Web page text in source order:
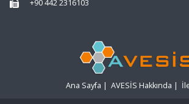
+90 442 2316103
Ana Sayfa | AVESİS Hakkında |